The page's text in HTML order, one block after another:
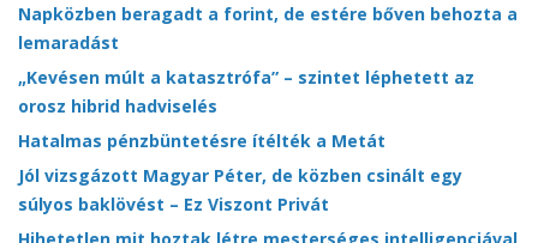
Napközben beragadt a forint, de estére bőven behozta a
lemaradást
„Kevésen múlt a katasztrófa” – szintet léphetett az
orosz hibrid hadviselés
Hatalmas pénzbüntetésre ítélték a Metát
Jól vizsgázott Magyar Péter, de közben csinált egy
súlyos baklövést – Ez Viszont Privát
Hihetetlen mit hoztak létre mesterséges intelligenciával